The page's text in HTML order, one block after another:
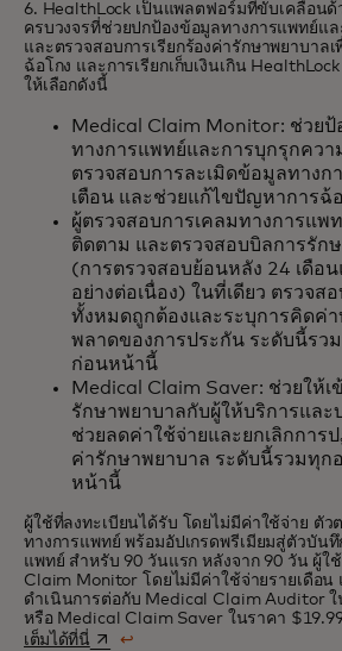
6. HealthLock เป็นแพลตฟอร์มที่ขับเคลื่อนด้
ครบวงจรที่ช่วยปกป้องข้อมูลทางการแพทย์แ
และตรวจสอบการเรียกร้องค่ารักษาพยาบาล
ฉ้อโกง และการเรียกเก็บเงินเกิน
ให้เลือกดังนี้
Medical Claim Monitor: ช่วยป้
ทางการแพทย์และการบุกรุกควา
ตรวจสอบการละเมิดข้อมูลทางก
เตือน และช่วยแก้ไขปัญหาการฉ้
ผู้ตรวจสอบการเคลมทางการแพท
ติดตาม และตรวจสอบบิลการรัก
(การตรวจสอบย้อนหลัง 24 เดือ
อย่างต่อเนื่อง) ในที่เดียว ตรวจส
ทั้งหมดถูกต้องและระบุการคิดค่า
พลาดของการประกัน ระดับนี้รว
ก่อนหน้านี้
Medical Claim Saver: ช่วยให้เ
รักษาพยาบาลกับผู้ให้บริการและ
ช่วยลดค่าใช้จ่ายและยกเลิกการป
ค่ารักษาพยาบาล ระดับนี้รวมทุก
หน้านี้
ผู้ใช้ที่ลงทะเบียนได้รับ โดยไม่มีค่าใช้จ่าย ตัว
ทางการแพทย์ พร้อมอัปเกรดพรีเมียมสู่ตัวบันทึ
แพทย์ สําหรับ 90 วันแรก หลังจาก 90 วัน ผู้ใ
Claim Monitor โดยไม่มีค่าใช้จ่ายรายเดือน
ดำเนินการต่อกับ Medical Claim Auditor ใ
หรือ Medical Claim Saver ในราคา
เต็มได้ที่นี่ opens in a new tab
↩